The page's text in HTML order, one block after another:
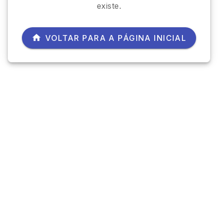
existe.
VOLTAR PARA A PÁGINA INICIAL